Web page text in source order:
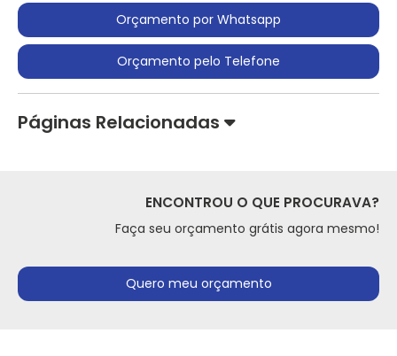
Orçamento por Whatsapp
Orçamento pelo Telefone
Páginas Relacionadas
ENCONTROU O QUE PROCURAVA?
Faça seu orçamento grátis agora mesmo!
Quero meu orçamento